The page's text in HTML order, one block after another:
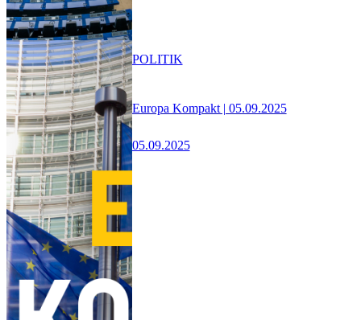
Europa Kompakt | 05.09.2025
05.09.2025
POLITIK